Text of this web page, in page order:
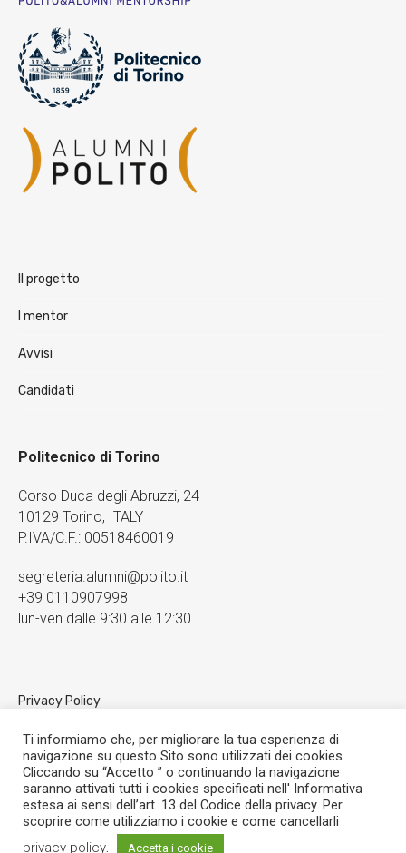
Il progetto
I mentor
Avvisi
Candidati
Politecnico di Torino
Corso Duca degli Abruzzi, 24
10129 Torino, ITALY
P.IVA/C.F.: 00518460019
segreteria.alumni@polito.it
+39 0110907998
lun-ven dalle 9:30 alle 12:30
Privacy Policy
Cookies
Ti informiamo che, per migliorare la tua esperienza di
navigazione su questo Sito sono utilizzati dei cookies.
Cliccando su “Accetto ” o continuando la navigazione
saranno attivati tutti i cookies specificati nell' Informativa
estesa ai sensi dell’art. 13 del Codice della privacy. Per
scoprire come utilizziamo i cookie e come cancellarli
privacy policy. Accetta i cookie